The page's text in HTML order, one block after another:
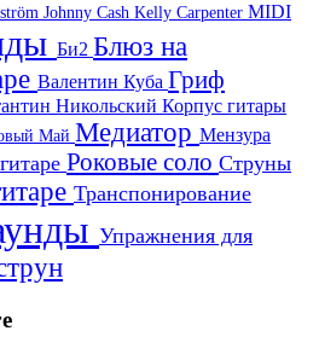
Johnny Cash Kelly Carpenter MIDI
Би2 Блюз на
Валентин Куба Гриф
Никольский Корпус гитары
Май Медиатор Мензура
Роковые соло Струны
Транспонирование
Упражнения для